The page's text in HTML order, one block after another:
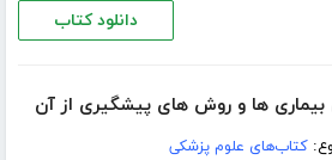
دانلود کتاب
بیماری ها و روش های پیشگیری از آن
کتاب‌های علوم پزشکی